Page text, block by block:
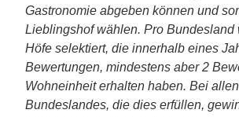
Gastronomie abgeben können und
Lieblingshof wählen. Pro Bundesland
Höfe selektiert, die innerhalb eines
Bewertungen, mindestens aber 2
Wohneinheit erhalten haben. Bei
Bundeslandes, die dies erfüllen,